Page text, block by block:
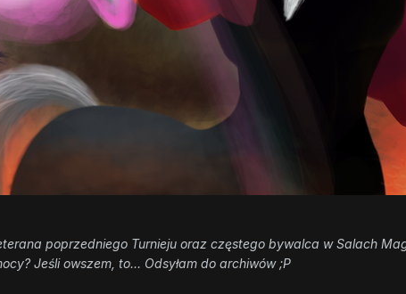
poprzedniego Turnieju oraz częstego bywalca w Salach
Jeśli owszem, to… Odsyłam do archiwów ;P